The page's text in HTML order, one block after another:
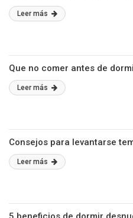
Leer más
Que no comer antes de
Leer más
Consejos para levantarse
Leer más